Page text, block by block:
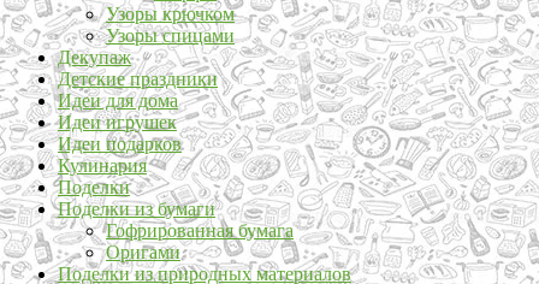
Узоры крючком
Узоры спицами
Декупаж
Детские праздники
Идеи для дома
Идеи игрушек
Идеи подарков
Кулинария
Поделки
Поделки из бумаги
Гофрированная бумага
Оригами
Поделки из природных материалов